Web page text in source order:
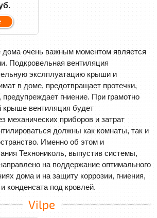
дома очень важным моментом является
Подкровельная вентиляция
экслплуатацию крыши и
в доме, предотвращает протечки,
предупреждает гниение. При грамотно
крыше вентиляция будет
механических приборов и затрат
должны как комнаты, так и
Именно об этом и
Технониколь, выпустив системы,
на поддержание оптимального
дома и на защиту коррозии, гниения,
конденсата под кровлей.
Vilpe